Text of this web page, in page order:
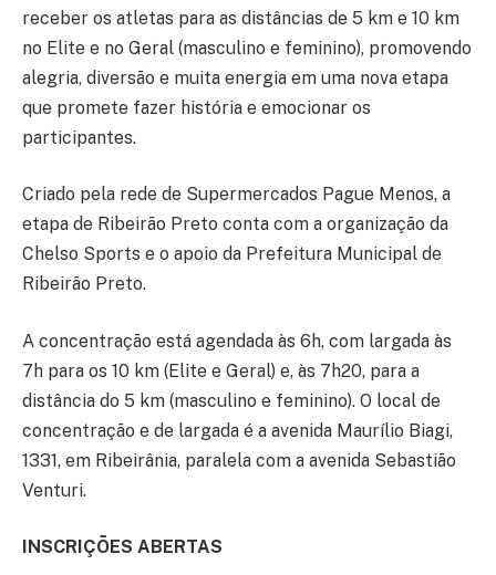
receber os atletas para as distâncias de 5 km e 10 km
no Elite e no Geral (masculino e feminino), promovendo
alegria, diversão e muita energia em uma nova etapa
que promete fazer história e emocionar os
participantes.
Criado pela rede de Supermercados Pague Menos, a
etapa de Ribeirão Preto conta com a organização da
Chelso Sports e o apoio da Prefeitura Municipal de
Ribeirão Preto.
A concentração está agendada às 6h, com largada às
7h para os 10 km (Elite e Geral) e, às 7h20, para a
distância do 5 km (masculino e feminino). O local de
concentração e de largada é a avenida Maurílio Biagi,
1331, em Ribeirânia, paralela com a avenida Sebastião
Venturi.
INSCRIÇÕES ABERTAS